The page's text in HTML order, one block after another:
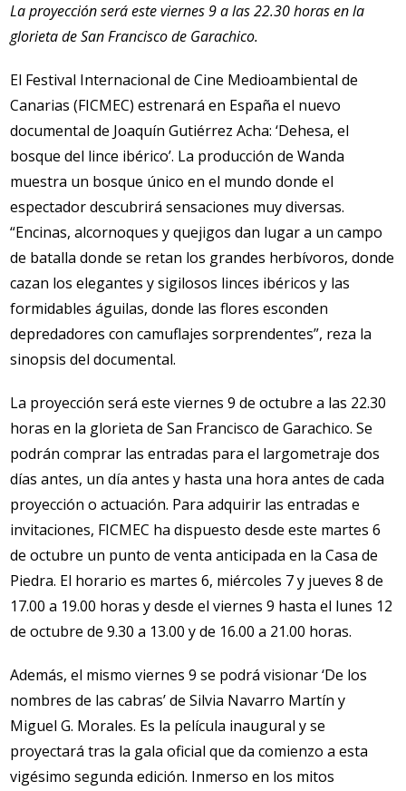
La proyección será este viernes 9 a las 22.30 horas en la
glorieta de San Francisco de Garachico.
El Festival Internacional de Cine Medioambiental de
Canarias (FICMEC) estrenará en España el nuevo
documental de Joaquín Gutiérrez Acha: ‘Dehesa, el
bosque del lince ibérico’. La producción de Wanda
muestra un bosque único en el mundo donde el
espectador descubrirá sensaciones muy diversas.
“Encinas, alcornoques y quejigos dan lugar a un campo
de batalla donde se retan los grandes herbívoros, donde
cazan los elegantes y sigilosos linces ibéricos y las
formidables águilas, donde las flores esconden
depredadores con camuflajes sorprendentes”, reza la
sinopsis del documental.
La proyección será este viernes 9 de octubre a las 22.30
horas en la glorieta de San Francisco de Garachico. Se
podrán comprar las entradas para el largometraje dos
días antes, un día antes y hasta una hora antes de cada
proyección o actuación. Para adquirir las entradas e
invitaciones, FICMEC ha dispuesto desde este martes 6
de octubre un punto de venta anticipada en la Casa de
Piedra. El horario es martes 6, miércoles 7 y jueves 8 de
17.00 a 19.00 horas y desde el viernes 9 hasta el lunes 12
de octubre de 9.30 a 13.00 y de 16.00 a 21.00 horas.
Además, el mismo viernes 9 se podrá visionar ‘De los
nombres de las cabras’ de Silvia Navarro Martín y
Miguel G. Morales. Es la película inaugural y se
proyectará tras la gala oficial que da comienzo a esta
vigésimo segunda edición. Inmerso en los mitos